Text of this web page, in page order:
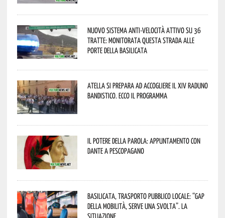
Nuovo sistema anti-velocità attivo su 36
tratte: monitorata questa strada alle
porte della Basilicata
Atella si prepara ad accogliere il XIV Raduno
Bandistico. Ecco il programma
Il Potere della parola: appuntamento con
Dante a Pescopagano
Basilicata, trasporto pubblico locale: “Gap
della mobilità, serve una svolta”. La
situazione